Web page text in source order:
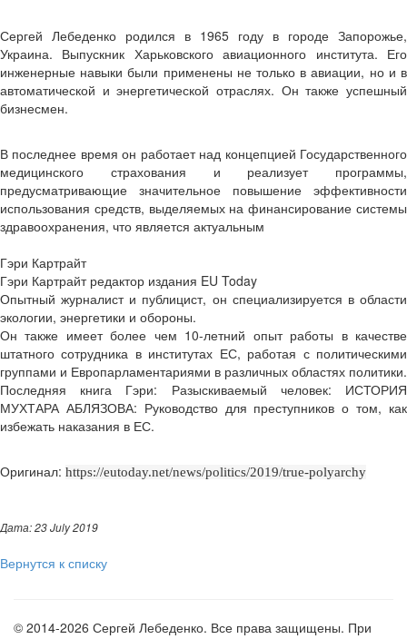
Сергей Лебеденко родился в 1965 году в городе Запорожье,
Украина. Выпускник Харьковского авиационного института. Его
инженерные навыки были применены не только в авиации, но и в
автоматической и энергетической отраслях. Он также успешный
бизнесмен.
В последнее время он работает над концепцией Государственного
медицинского страхования и реализует программы,
предусматривающие значительное повышение эффективности
использования средств, выделяемых на финансирование системы
здравоохранения, что является актуальным
Гэри Картрайт
Гэри Картрайт редактор издания EU Today
Опытный журналист и публицист, он специализируется в области
экологии, энергетики и обороны.
Он также имеет более чем 10-летний опыт работы в качестве
штатного сотрудника в институтах ЕС, работая с политическими
группами и Европарламентариями в различных областях политики.
Последняя книга Гэри: Разыскиваемый человек: ИСТОРИЯ
МУХТАРА АБЛЯЗОВА: Руководство для преступников о том, как
избежать наказания в ЕС.
Оригинал: https://eutoday.net/news/politics/2019/true-polyarchy
Дата: 23 July 2019
Вернутся к списку
© 2014-2026 Сергей Лебеденко. Все права защищены. При